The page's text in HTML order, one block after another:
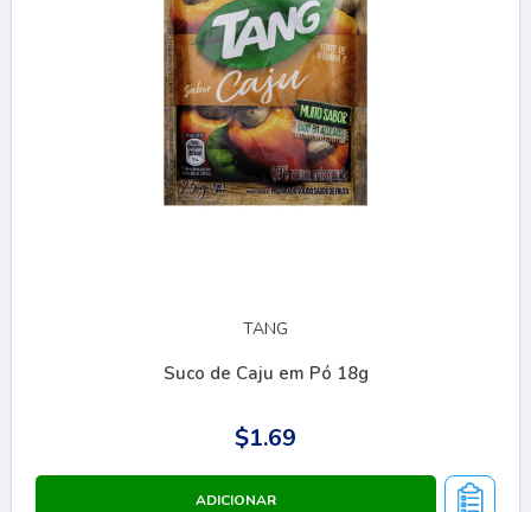
TANG
Suco de Caju em Pó 18g
$1.69